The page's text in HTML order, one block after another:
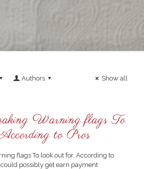
Authors Show all
Warning flags To
to Pros
flags To look out for, According to
could possibly get earn payment